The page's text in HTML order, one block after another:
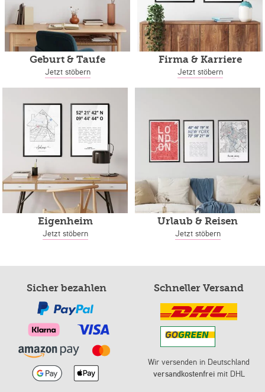
Geburt & Taufe
Jetzt stöbern
Firma & Karriere
Jetzt stöbern
Eigenheim
Jetzt stöbern
Urlaub & Reisen
Jetzt stöbern
Sicher bezahlen Schneller Versand
Wir versenden in Deutschland
versandkostenfreimit DHL